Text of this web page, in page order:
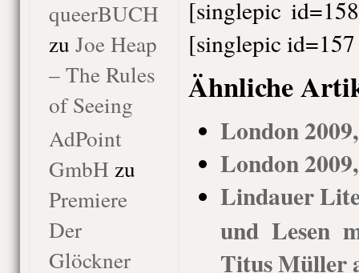
queerBUCH
zu Joe Heap
– The Rules
of Seeing
AdPoint
GmbH zu
Premiere
Der
Glöckner
[singlepic
[singlepic
Ähnliche
London
London
Lindauer
und Lesen
Titus Müller